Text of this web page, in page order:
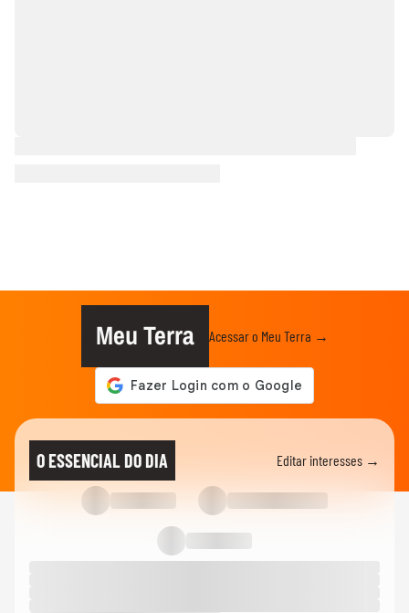
Meu Terra Acessar o Meu Terra →
O ESSENCIAL DO DIA Editar interesses →